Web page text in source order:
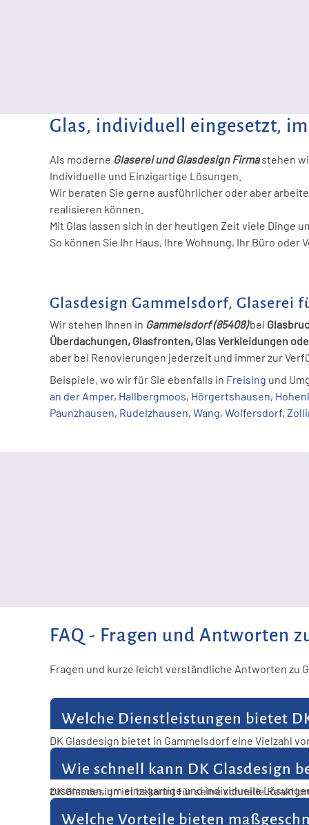
Glas, individuell eingesetzt,
Als moderne Glaserei und Glasdesign Firmastehen
Individuelle und Einzigartige Lösungen.
Wir beraten Sie gerne ausführlicher oder aber
realisieren können.
Mit Glas lassen sich in der heutigen Zeit viele Dinge
So können Sie Ihr Haus, Ihre Wohnung, Ihr Büro
Glasdesign Gammelsdorf, Glaserei
Wir stehen Ihnen in Gammelsdorf(85408)bei
Überdachungen, Glasfronten, Glas Verkleidungen
aber bei Renovierungen jederzeit und immer zur
Beispiele, wo wir für Sie ebenfalls in Freising und
an der Amper, Hallbergmoos, Hörgertshausen,
Paunzhausen, Rudelzhausen, Wang, Wolfersdorf,
FAQ - Fragen und Antworten
Fragen und kurze leicht verständliche Antworten zu
Welche Dienstleistungen bietet
DK Glasdesign bietet in Gammelsdorf eine Vielzahl
Glasverkleidungen an. Auch bei Renovierungen
zusammen, um einzigartige und individuelle
Wie schnell kann DK Glasdesign
DK Glasdesign ist bekannt für seine schnelle
Welche Vorteile bieten